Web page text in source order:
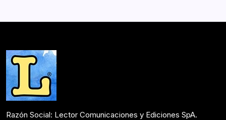
Razón Social: Lector Comunicaciones y Ediciones SpA.